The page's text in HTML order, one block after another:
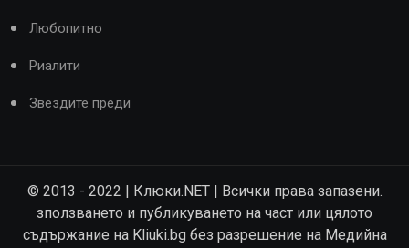
Любопитно
Риалити
Звездите преди
© 2013 - 2022 | Клюки.NET | Всички права запазени.
зползването и публикуването на част или цялото
съдържание на Kliuki.bg без разрешение на Медийна